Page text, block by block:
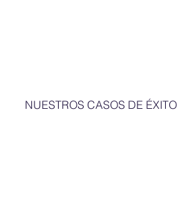
NUESTROS CASOS DE ÉXITO